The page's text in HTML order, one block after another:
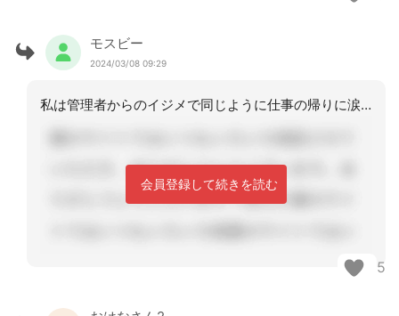
モスビー
2024/03/08 09:29
私は管理者からのイジメで同じように仕事の帰りに涙を流していました。転職するにも一
会員登録して続きを読む
5